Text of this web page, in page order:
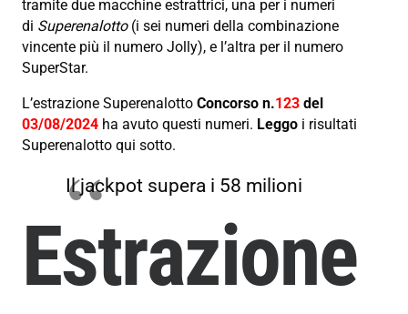
tramite due macchine estrattrici, una per i numeri
di Superenalotto(i sei numeri della combinazione
vincente più il numero Jolly), e l’altra per il numero
SuperStar.
L’estrazione Superenalotto Concorso n.123 del
03/08/2024 ha avuto questi numeri. Leggo i risultati
Superenalotto qui sotto.
Il jackpot supera i 58 milioni
Estrazione